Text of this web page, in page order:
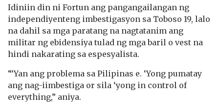
Idiniin din ni Fortun ang pangangailangan ng
independiyenteng imbestigasyon sa Toboso 19, lalo
na dahil sa mga paratang na nagtatanim ang
militar ng ebidensiya tulad ng mga baril o vest na
hindi nakarating sa espesyalista.
“‘Yan ang problema sa Pilipinas e. ‘Yong pumatay
ang nag-iimbestiga or sila ‘yong in control of
everything,” aniya.